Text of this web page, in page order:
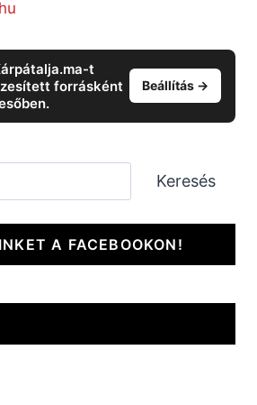
t
forrásként
Beállítás →
Keresés
A FACEBOOKON!